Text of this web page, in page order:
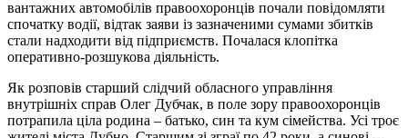
вантажних автомобілів правоохоронців почали повідомляти
спочатку водії, відтак заяви із зазначеними сумами збитків
стали надходити від підприємств. Почалася клопітка
оперативно-розшукова діяльність.
Як розповів старший слідчий обласного управління
внутрішніх справ Олег Дубчак, в поле зору правоохоронців
потрапила ціла родина – батько, син та кум сімейства. Усі троє